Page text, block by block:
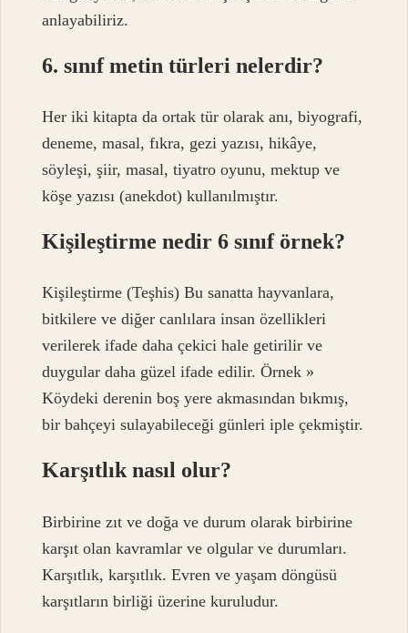
anlayabiliriz.
6. sınıf metin türleri nelerdir?
Her iki kitapta da ortak tür olarak anı, biyografi,
deneme, masal, fıkra, gezi yazısı, hikâye,
söyleşi, şiir, masal, tiyatro oyunu, mektup ve
köşe yazısı (anekdot) kullanılmıştır.
Kişileştirme nedir 6 sınıf örnek?
Kişileştirme (Teşhis) Bu sanatta hayvanlara,
bitkilere ve diğer canlılara insan özellikleri
verilerek ifade daha çekici hale getirilir ve
duygular daha güzel ifade edilir. Örnek »
Köydeki derenin boş yere akmasından bıkmış,
bir bahçeyi sulayabileceği günleri iple çekmiştir.
Karşıtlık nasıl olur?
Birbirine zıt ve doğa ve durum olarak birbirine
karşıt olan kavramlar ve olgular ve durumları.
Karşıtlık, karşıtlık. Evren ve yaşam döngüsü
karşıtların birliği üzerine kuruludur.